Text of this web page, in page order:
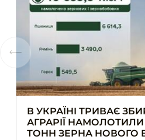
В УКРАЇНІ ТРИВАЄ
АГРАРІЇ
ТОНН ЗЕРНА